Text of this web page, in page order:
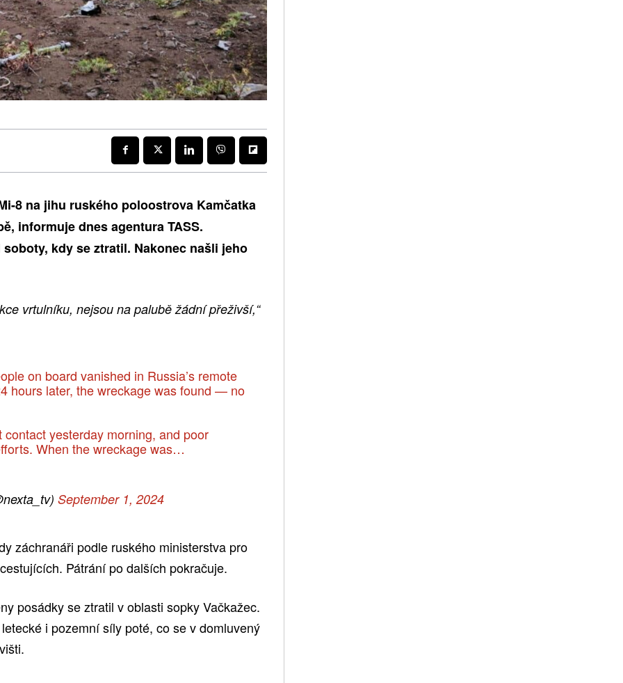
8 na jihu ruského poloostrova Kamčatka
informuje dnes agentura TASS.
kdy se ztratil. Nakonec našli jeho
vrtulníku, nejsou na palubě žádní přeživší,“
on board vanished in Russia’s remote
hours later, the wreckage was found — no
yesterday morning, and poor
When the wreckage was…
September 1, 2024
záchranáři podle ruského ministerstva pro
Pátrání po dalších pokračuje.
posádky se ztratil v oblasti sopky Vačkažec.
i pozemní síly poté, co se v domluvený